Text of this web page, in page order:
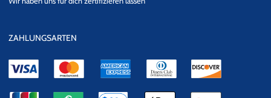
Datensicherheit
ZAHLUNGSARTEN